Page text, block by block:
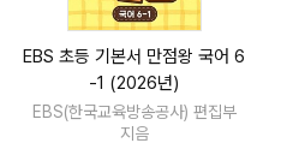
EBS 초등 기본서 만점왕 국어 6
-1 (2026년)
EBS(한국교육방송공사) 편집부
지음